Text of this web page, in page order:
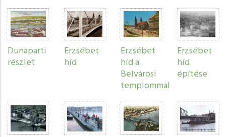
Dunaparti
részlet
Erzsébet
híd
Erzsébet
híd a
Belvárosi
templommal
Erzsébet
híd
építése